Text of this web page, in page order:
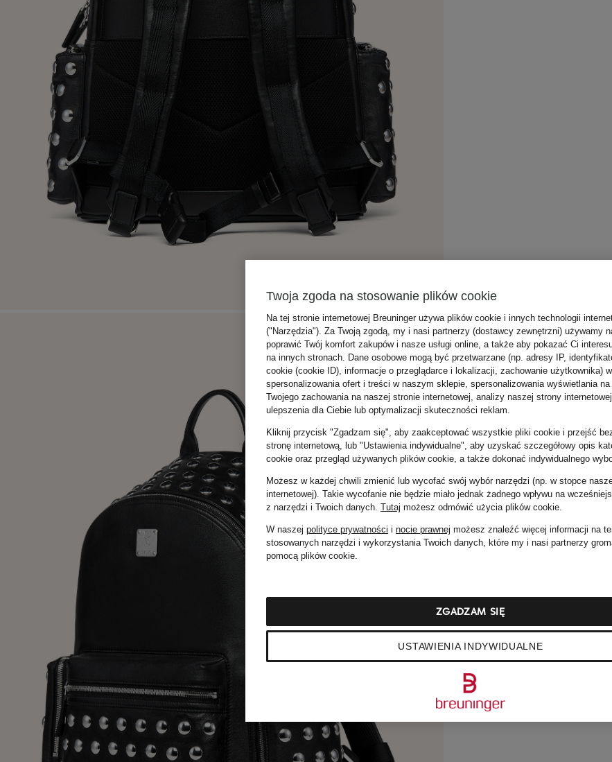
Twoja zgoda na stosowanie plików cookie
Na tej stronie internetowej Breuninger używa plików cookie i innych technologii
("Narzędzia"). Za Twoją zgodą, my i nasi partnerzy (dostawcy zewnętrzni) używamy
poprawić Twój komfort zakupów i nasze usługi online, a także aby pokazać Ci
na innych stronach. Dane osobowe mogą być przetwarzane (np. adresy IP,
cookie (cookie ID), informacje o przeglądarce i lokalizacji, zachowanie użytkownika)
spersonalizowania ofert i treści w naszym sklepie, spersonalizowania wyświetlania na
Twojego zachowania na naszej stronie internetowej, analizy naszej strony
ulepszenia dla Ciebie lub optymalizacji skuteczności reklam.
Kliknij przycisk "Zgadzam się", aby zaakceptować wszystkie pliki cookie i przejść
stronę internetową, lub "Ustawienia indywidualne", aby uzyskać szczegółowy opis
cookie oraz przegląd używanych plików cookie, a także dokonać indywidualnego
Możesz w każdej chwili zmienić lub wycofać swój wybór narzędzi (np. w stopce
internetowej). Takie wycofanie nie będzie miało jednak żadnego wpływu na
z narzędzi i Twoich danych. Tutaj możesz odmówić użycia plików cookie.
W naszej polityce prywatności i nocie prawnej możesz znaleźć więcej informacji na
stosowanych narzędzi i wykorzystania Twoich danych, które my i nasi partnerzy
pomocą plików cookie.
USTAWIENIA INDYWIDUALNE
ZGADZAM SIĘ